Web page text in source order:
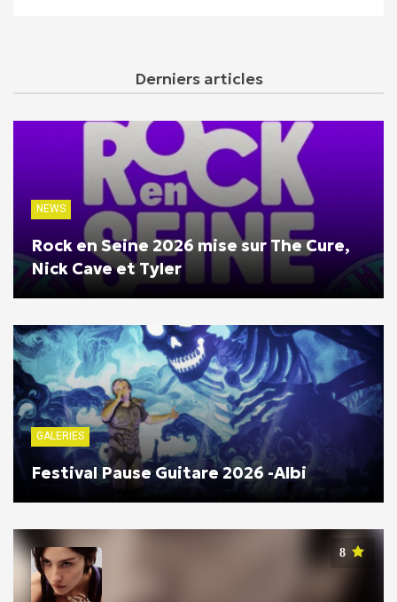
Derniers articles
NEWS
Rock en Seine 2026 mise sur The Cure,
Nick Cave et Tyler
GALERIES
Festival Pause Guitare 2026 -Albi
8